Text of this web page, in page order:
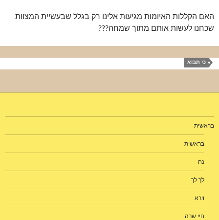
האם הקללות האיומות מגיעות אלינו רק בגלל שבעשיית המצוות
שכחנו לעשות אותם מתוך שמחה???
כי תבוא
בראשית
בראשית
נח
לך לך
וירא
חיי שרה